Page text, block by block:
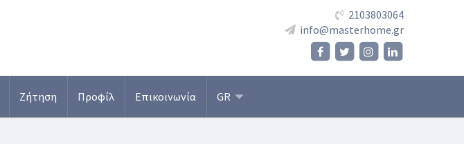
2103803064
info@masterhome.gr
Ζήτηση Προφίλ Επικοινωνία GR